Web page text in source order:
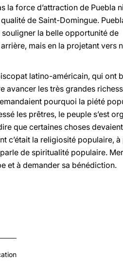
la force d’attraction de Puebla
de Saint-Domingue.
souligner la belle opportunité de
mais en la projetant vers
latino-américain, qui ont
avancer les très grandes
pourquoi la piété
les prêtres, le peuple s’est
que certaines choses
c’était la religiosité populaire, à
de spiritualité populaire.
et à demander sa bénédiction.